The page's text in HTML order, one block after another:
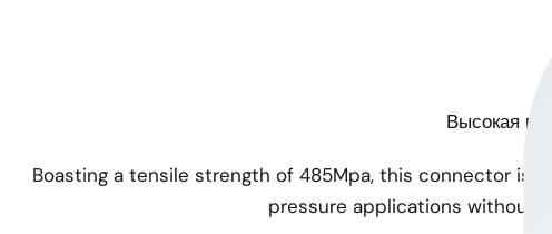
Высокая
Boasting a tensile strength of 485Mpa, this connector is
pressure applications without